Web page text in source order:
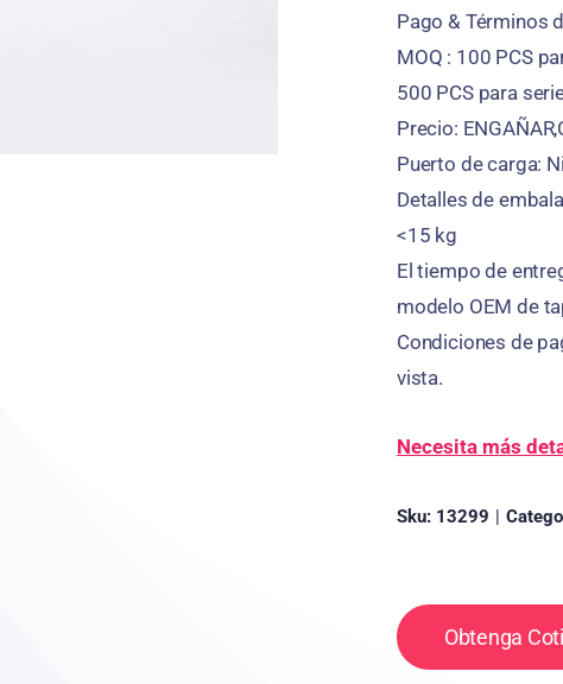
Pago & Términos
MOQ : 100 PCS
500 PCS para
Precio:
Puerto de carga:
Detalles de
<15 kg
El tiempo de
modelo OEM de
Condiciones de
vista.
Necesita más
Sku: 13299 |
Obtenga